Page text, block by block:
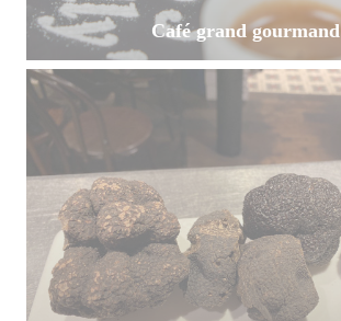
Café grand gourmand